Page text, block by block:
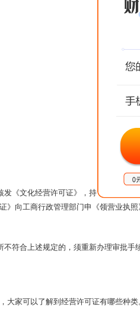
发《文化经营许可证》，持《文化经
》向工商行政管理部门申《领营业执照
不符合上述规定的，须重新办理审批
大家可以了解到经营许可证有哪些种